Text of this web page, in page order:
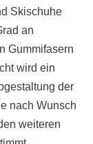
Skischuhe
an
Gummifasern
wird ein
der
nach Wunsch
weiteren